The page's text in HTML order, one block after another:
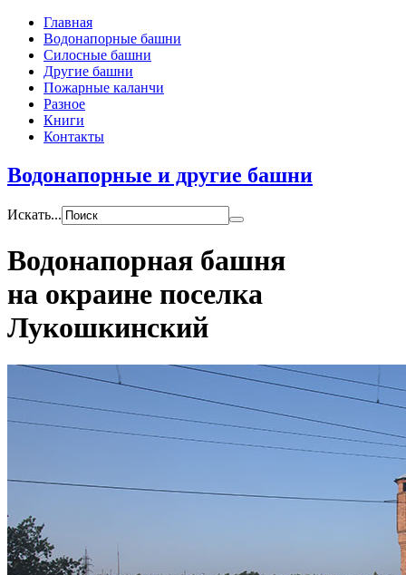
Главная
Водонапорные башни
Силосные башни
Другие башни
Пожарные каланчи
Разное
Книги
Контакты
Водонапорные и другие башни
Искать...
Водонапорная башня
на окраине поселка
Лукошкинский